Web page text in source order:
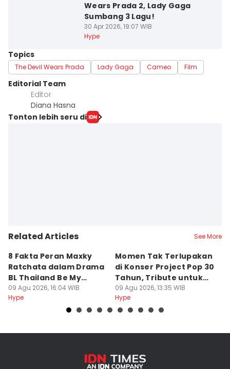
Wears Prada 2, Lady Gaga
Sumbang 3 Lagu!
30 Apr 2026, 19:07 WIB
Hype
Topics
The Devil Wears Prada Lady Gaga Cameo Film
Editorial Team
Editor
Diana Hasna
Tonton lebih seru di
Related Articles See More
8 Fakta Peran Maxky
Ratchata dalam Drama
BL Thailand Be My
Player Two
09 Agu 2026, 16:04 WIB
Hype
Momen Tak Terlupakan
di Konser Project Pop 30
Tahun, Tribute untuk
Oon
09 Agu 2026, 13:35 WIB
Hype